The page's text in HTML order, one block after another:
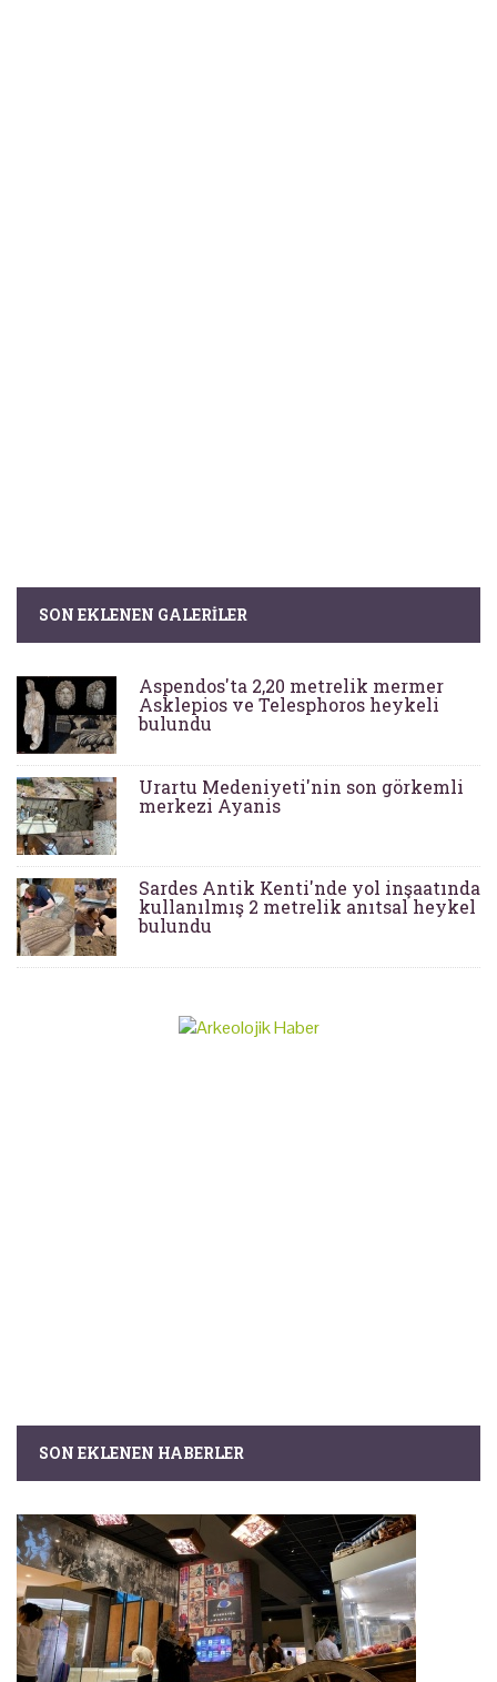
SON EKLENEN GALERILER
Aspendos'ta 2,20 metrelik mermer
Asklepios ve Telesphoros heykeli
bulundu
Urartu Medeniyeti'nin son görkemli
merkezi Ayanis
Sardes Antik Kenti'nde yol inşaatında
kullanılmış 2 metrelik anıtsal heykel
bulundu
SON EKLENEN HABERLER